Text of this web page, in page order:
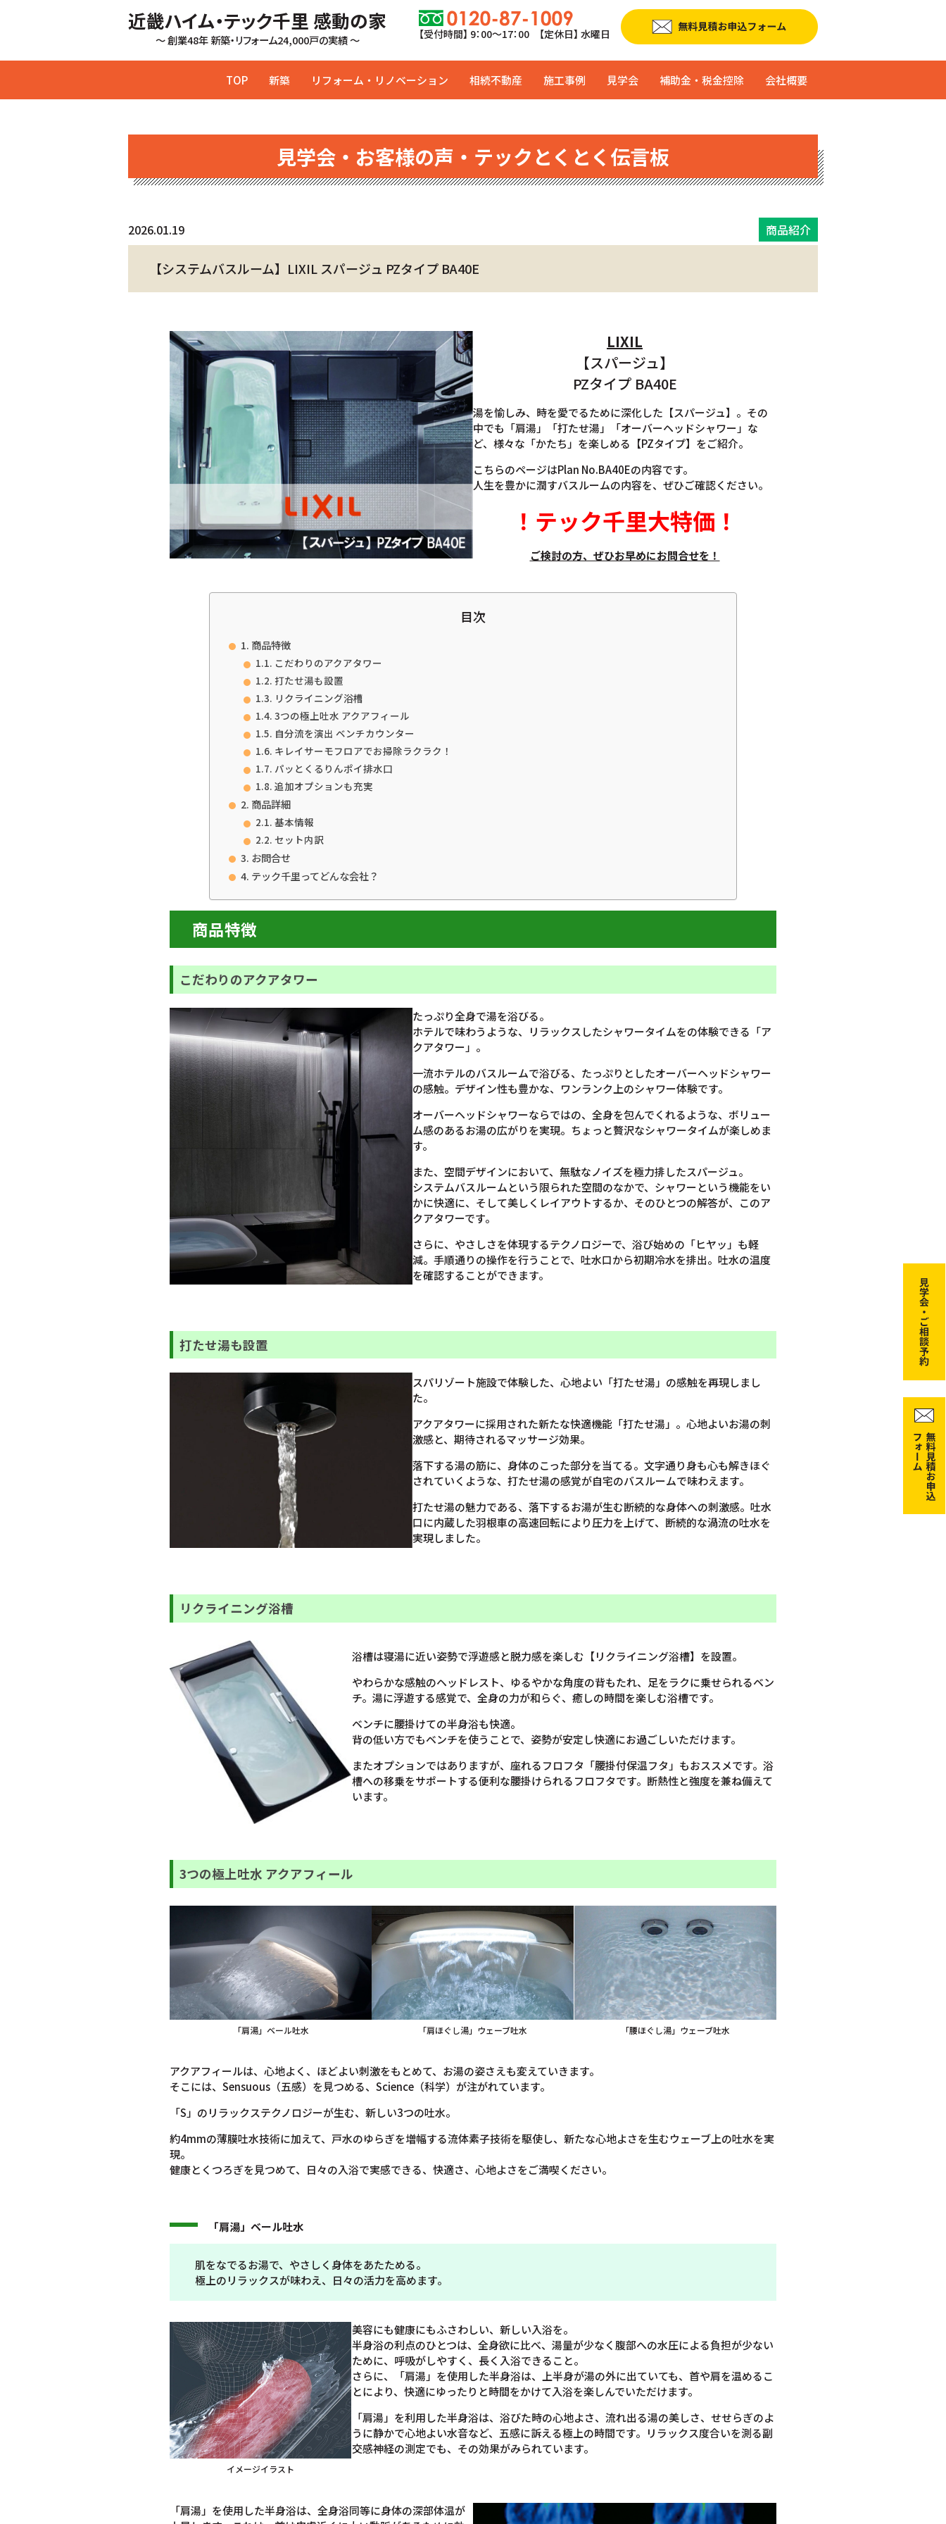
近畿ハイム・テック千里 感動の家
～ 創業48年 新築・リフォーム24,000戸の実績 ～ 【受付時間】 9：00〜17：00 【定休日】 水曜日
TOP 新築 リフォーム・リノベーション 相続不動産 施工事例 見学会 補助金・税金控除 会社概要
見学会・お客様の声・テックとくとく伝言板
2026.01.19 商品紹介
【システムバスルーム】LIXIL スパージュ PZタイプ BA40E
LIXIL
【スパージュ】
PZタイプ BA40E
湯を愉しみ、時を愛でるために深化した【スパージュ】。その
中でも「肩湯」「打たせ湯」「オーバーヘッドシャワー」な
ど、様々な「かたち」を楽しめる【PZタイプ】をご紹介。
こちらのページはPlan No.BA40Eの内容です。
人生を豊かに潤すバスルームの内容を、ぜひご確認ください。
！ テック千里大特価 ！
ご検討の方、ぜひお早めにお問合せを！
目次
商品特徴
こだわりのアクアタワー
打たせ湯も設置
リクライニング浴槽
3つの極上吐水 アクアフィール
自分流を演出 ベンチカウンター
キレイサーモフロアでお掃除ラクラク！
パッとくるりんポイ排水口
追加オプションも充実
商品詳細
基本情報
セット内訳
お問合せ
テック千里ってどんな会社？
商品特徴
こだわりのアクアタワー
たっぷり全身で湯を浴びる。
ホテルで味わうような、リラックスしたシャワータイムをの体験できる「ア
クアタワー」。
一流ホテルのバスルームで浴びる、たっぷりとしたオーバーヘッドシャワー
の感触。デザイン性も豊かな、ワンランク上のシャワー体験です。
オーバーヘッドシャワーならではの、全身を包んでくれるような、ボリュー
ム感のあるお湯の広がりを実現。ちょっと贅沢なシャワータイムが楽しめま
す。
また、空間デザインにおいて、無駄なノイズを極力排したスパージュ。
システムバスルームという限られた空間のなかで、シャワーという機能をい
かに快適に、そして美しくレイアウトするか、そのひとつの解答が、このア
クアタワーです。
さらに、やさしさを体現するテクノロジーで、浴び始めの「ヒヤッ」も軽
減。手順通りの操作を行うことで、吐水口から初期冷水を排出。吐水の温度
を確認することができます。
打たせ湯も設置
スパリゾート施設で体験した、心地よい「打たせ湯」の感触を再現しまし
た。
アクアタワーに採用された新たな快適機能「打たせ湯」。心地よいお湯の刺
激感と、期待されるマッサージ効果。
落下する湯の筋に、身体のこった部分を当てる。文字通り身も心も解きほぐ
されていくような、打たせ湯の感覚が自宅のバスルームで味わえます。
打たせ湯の魅力である、落下するお湯が生む断続的な身体への刺激感。吐水
口に内蔵した羽根車の高速回転により圧力を上げて、断続的な渦流の吐水を
実現しました。
リクライニング浴槽
浴槽は寝湯に近い姿勢で浮遊感と脱力感を楽しむ【リクライニング浴槽】を設置。
やわらかな感触のヘッドレスト、ゆるやかな角度の背もたれ、足をラクに乗せられるベン
チ。湯に浮遊する感覚で、全身の力が和らぐ、癒しの時間を楽しむ浴槽です。
ベンチに腰掛けての半身浴も快適。
背の低い方でもベンチを使うことで、姿勢が安定し快適にお過ごしいただけます。
またオプションではありますが、座れるフロフタ「腰掛付保温フタ」もおススメです。浴
槽への移乗をサポートする便利な腰掛けられるフロフタです。断熱性と強度を兼ね備えて
います。
3つの極上吐水 アクアフィール
「肩湯」ベール吐水 「肩ほぐし湯」ウェーブ吐水 「腰ほぐし湯」ウェーブ吐水
アクアフィールは、心地よく、ほどよい刺激をもとめて、お湯の姿さえも変えていきます。
そこには、Sensuous（五感）を見つめる、Science（科学）が注がれています。
「S」のリラックステクノロジーが生む、新しい3つの吐水。
約4mmの薄膜吐水技術に加えて、戸水のゆらぎを増幅する流体素子技術を駆使し、新たな心地よさを生むウェーブ上の吐水を実
現。
健康とくつろぎを見つめて、日々の入浴で実感できる、快適さ、心地よさをご満喫ください。
「肩湯」ベール吐水
肌をなでるお湯で、やさしく身体をあたためる。
極上のリラックスが味わえ、日々の活力を高めます。
イメージイラスト
美容にも健康にもふさわしい、新しい入浴を。
半身浴の利点のひとつは、全身欲に比べ、湯量が少なく腹部への水圧による負担が少ない
ために、呼吸がしやすく、長く入浴できること。
さらに、「肩湯」を使用した半身浴は、上半身が湯の外に出ていても、首や肩を温めるこ
とにより、快適にゆったりと時間をかけて入浴を楽しんでいただけます。
「肩湯」を利用した半身浴は、浴びた時の心地よさ、流れ出る湯の美しさ、せせらぎのよ
うに静かで心地よい水音など、五感に訴える極上の時間です。リラックス度合いを測る副
交感神経の測定でも、その効果がみられています。
「肩湯」を使用した半身浴は、全身浴同等に身体の深部体温が